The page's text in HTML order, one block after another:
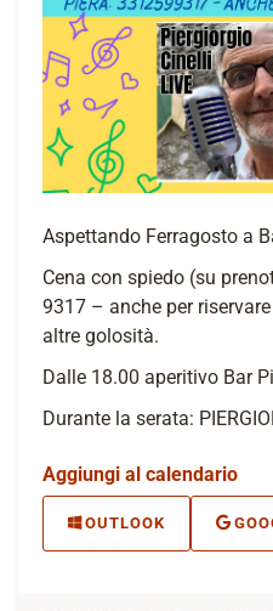
Aspettando Ferragosto a
Cena con spiedo (su
9317 – anche per
altre golosità.
Dalle 18.00 aperitivo Bar
Durante la serata:
Aggiungi al calendario
OUTLOOK